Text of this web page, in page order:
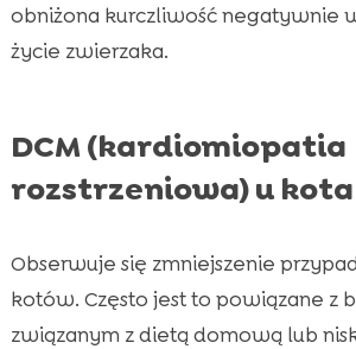
obniżona kurczliwość negatywnie
życie zwierzaka.
DCM (kardiomiopatia
rozstrzeniowa) u kota
Obserwuje się zmniejszenie
kotów. Często jest to powiązane z
związanym z dietą domową lub